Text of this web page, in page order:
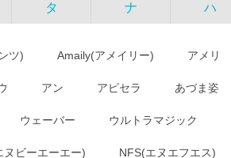
タ ナ ハ
ツ) Amaily(アメイリー) アメリ
アン アピセラ あづま姿
ウェーバー ウルトラマジック
ヌビーエーエー) NFS(エヌエフエス)